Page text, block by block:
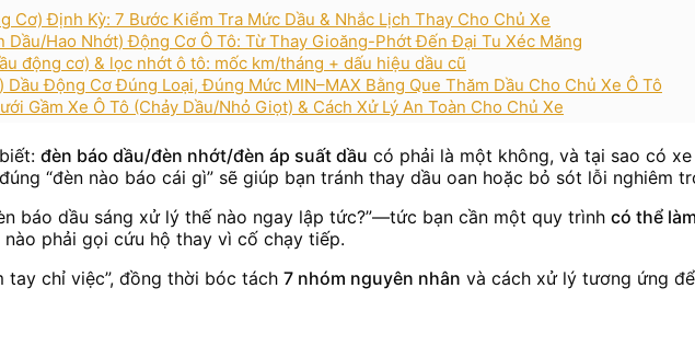
Cơ) Định Kỳ: 7 Bước Kiểm Tra Mức Dầu & Nhắc Lịch Thay Cho Chủ Xe
Dầu/Hao Nhớt) Động Cơ Ô Tô: Từ Thay Gioăng-Phớt Đến Đại Tu Xéc Măng
động cơ) & lọc nhớt ô tô: mốc km/tháng + dấu hiệu dầu cũ
Động Cơ Đúng Loại, Đúng Mức MIN–MAX Bằng Que Thăm Dầu Cho Chủ Xe Ô Tô
Gầm Xe Ô Tô (Chảy Dầu/Nhỏ Giọt) & Cách Xử Lý An Toàn Cho Chủ Xe
đèn báo dầu/đèn nhớt/đèn áp suất dầu có phải là một không, và tại sao có
“đèn nào báo cái gì” sẽ giúp bạn tránh thay dầu oan hoặc bỏ sót lỗi nghiêm
báo dầu sáng xử lý thế nào ngay lập tức?”—tức bạn cần một quy trình có thể
phải gọi cứu hộ thay vì cố chạy tiếp.
tay chỉ việc”, đồng thời bóc tách 7 nhóm nguyên nhân và cách xử lý tương ứng